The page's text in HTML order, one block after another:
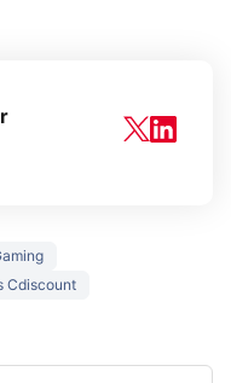
Cdiscount